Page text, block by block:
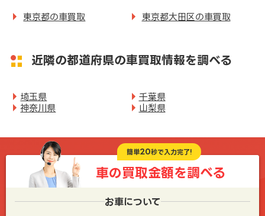
東京都の車買取 東京都大田区の車買取
近隣の都道府県の車買取情報を調べる
埼玉県
千葉県
神奈川県
山梨県
簡単20秒で入力完了!
車の買取金額を調べる
お車について